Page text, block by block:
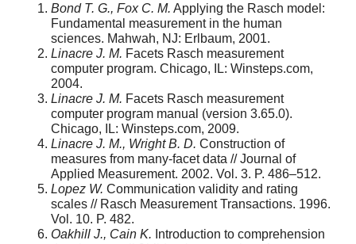
Bond T. G., Fox C. M. Applying the Rasch model:
Fundamental measurement in the human
sciences. Mahwah, NJ: Erlbaum, 2001.
Linacre J. M. Facets Rasch measurement
computer program. Chicago, IL: Winsteps.com,
2004.
Linacre J. M. Facets Rasch measurement
computer program manual (version 3.65.0).
Chicago, IL: Winsteps.com, 2009.
Linacre J. M., Wright B. D. Construction of
measures from many-facet data // Journal of
Applied Measurement. 2002. Vol. 3. P. 486–512.
Lopez W. Communication validity and rating
scales // Rasch Measurement Transactions. 1996.
Vol. 10. P. 482.
Oakhill J., Cain K. Introduction to comprehension